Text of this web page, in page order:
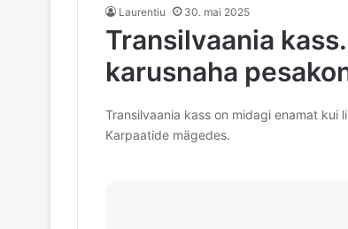
Laurentiu 30. mai 2025
Transilvaania
karusnaha
Transilvaania kass on midagi enamat kui
Karpaatide mägedes.